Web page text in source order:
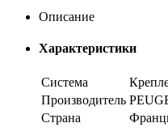
Описание
Характеристики
Система
Производитель
Страна